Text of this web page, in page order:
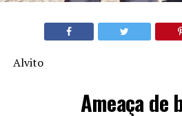
Alvito
Ameaça de